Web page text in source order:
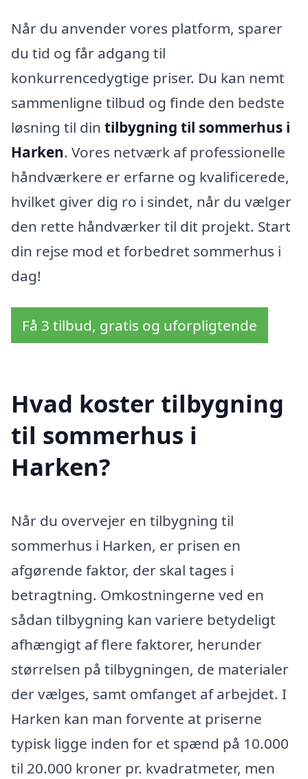
Når du anvender vores platform, sparer
du tid og får adgang til
konkurrencedygtige priser. Du kan nemt
sammenligne tilbud og finde den bedste
løsning til din tilbygning til sommerhus i
Harken. Vores netværk af professionelle
håndværkere er erfarne og kvalificerede,
hvilket giver dig ro i sindet, når du vælger
den rette håndværker til dit projekt. Start
din rejse mod et forbedret sommerhus i
dag!
Få 3 tilbud, gratis og uforpligtende
Hvad koster tilbygning
til sommerhus i
Harken?
Når du overvejer en tilbygning til
sommerhus i Harken, er prisen en
afgørende faktor, der skal tages i
betragtning. Omkostningerne ved en
sådan tilbygning kan variere betydeligt
afhængigt af flere faktorer, herunder
størrelsen på tilbygningen, de materialer
der vælges, samt omfanget af arbejdet. I
Harken kan man forvente at priserne
typisk ligge inden for et spænd på 10.000
til 20.000 kroner pr. kvadratmeter, men